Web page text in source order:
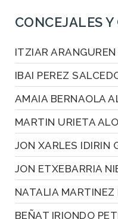
CONCEJALES
ITZIAR
IBAI PEREZ
AMAIA BERNAOLA
MARTIN URIETA
JON XARLES IDIRIN
JON ETXEBARRIA
NATALIA
BEÑAT IRIONDO